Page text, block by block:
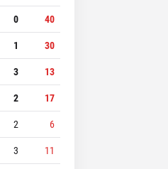
0
40
1
30
3
13
2
17
2
6
3
11